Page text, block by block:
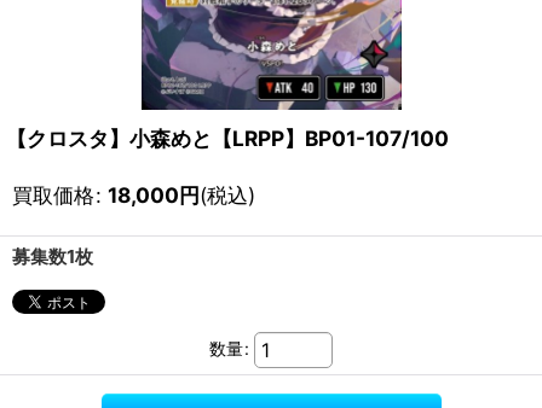
【クロスタ】小森めと【LRPP】BP01-107/100
買取価格: 18,000円(税込)
募集数1枚
数量: